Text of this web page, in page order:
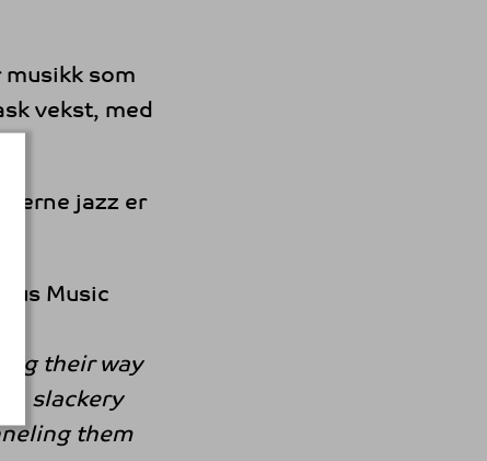
som
vekst, med
jazz er
Music
their way
slackery
them